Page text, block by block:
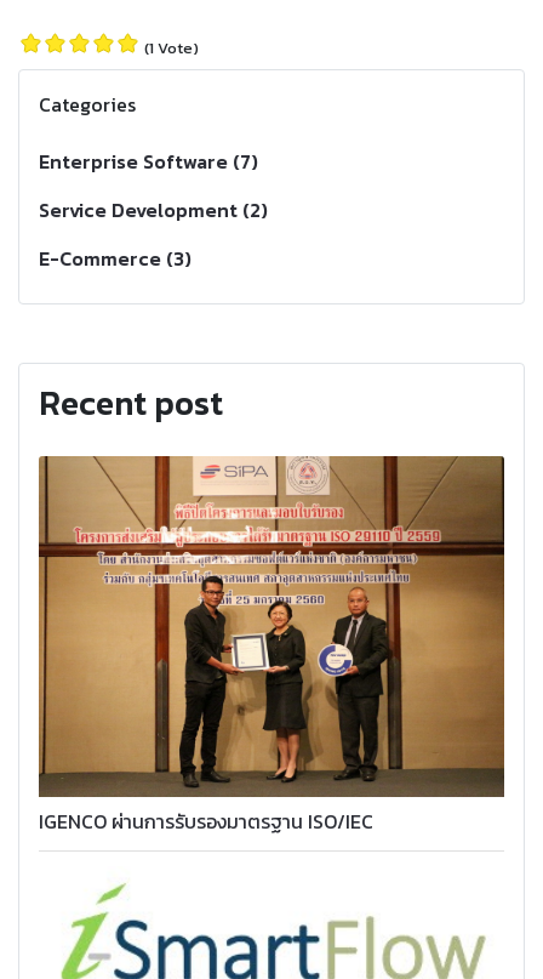
(1 Vote)
Categories
Enterprise Software (7)
Service Development (2)
E-Commerce (3)
Recent post
IGENCO ผ่านการรับรองมาตรฐาน ISO/IEC